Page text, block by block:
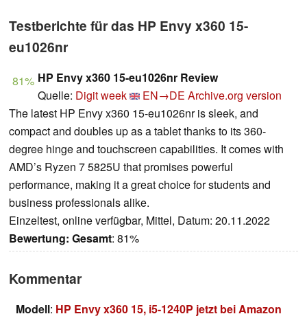
Testberichte für das HP Envy x360 15-
eu1026nr
81% HP Envy x360 15-eu1026nr Review
Quelle: Digit week EN→DE Archive.org version
The latest HP Envy x360 15-eu1026nr is sleek, and
compact and doubles up as a tablet thanks to its 360-
degree hinge and touchscreen capabilities. It comes with
AMD’s Ryzen 7 5825U that promises powerful
performance, making it a great choice for students and
business professionals alike.
Einzeltest, online verfügbar, Mittel, Datum: 20.11.2022
Bewertung: Gesamt: 81%
Kommentar
Modell: HP Envy x360 15, i5-1240P jetzt bei Amazon